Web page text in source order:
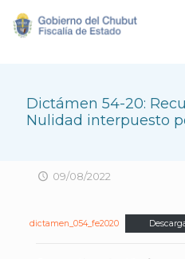
Dictámen 54-20:
Nulidad interpuesto
09/08/2022
dictamen_054_fe2020